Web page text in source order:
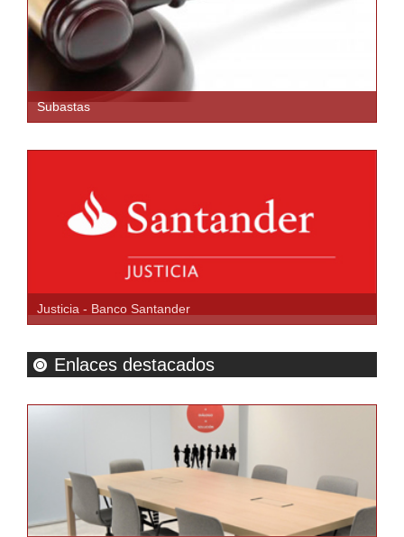
Subastas
Justicia - Banco Santander
Enlaces destacados